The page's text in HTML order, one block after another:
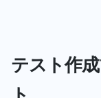
テスト作